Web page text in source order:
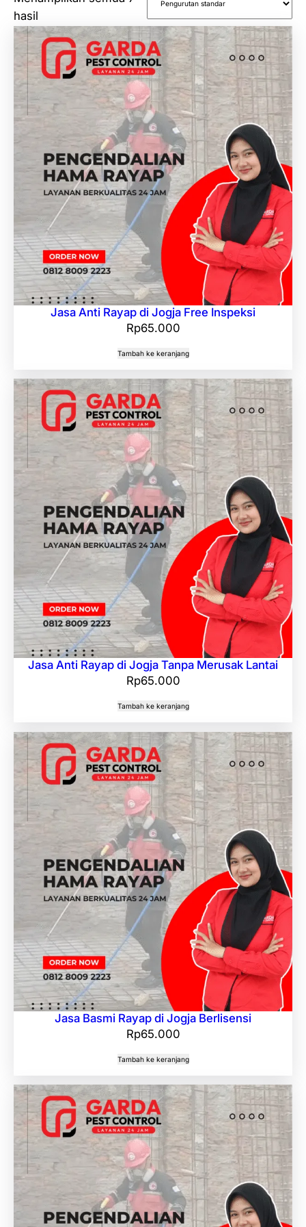
hasil
Jasa Anti Rayap di Jogja Free Inspeksi
Rp65.000
Tambah ke keranjang
Jasa Anti Rayap di Jogja Tanpa Merusak Lantai
Rp65.000
Tambah ke keranjang
Jasa Basmi Rayap di Jogja Berlisensi
Rp65.000
Tambah ke keranjang